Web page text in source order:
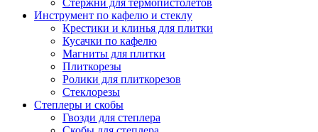
Стержни для термопистолетов
Инструмент по кафелю и стеклу
Крестики и клинья для плитки
Кусачки по кафелю
Магниты для плитки
Плиткорезы
Ролики для плиткорезов
Стеклорезы
Степлеры и скобы
Гвозди для степлера